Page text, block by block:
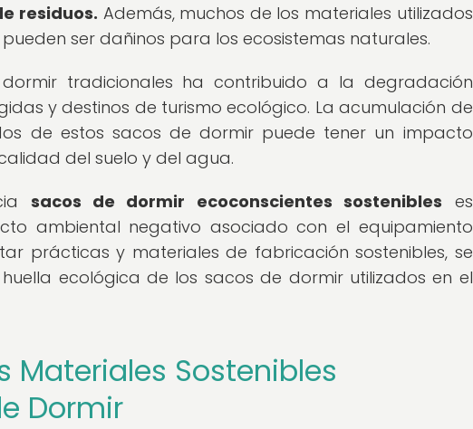
residuos. Además, muchos de los materiales utilizados
ser dañinos para los ecosistemas naturales.
tradicionales ha contribuido a la degradación
y destinos de turismo ecológico. La acumulación de
de estos sacos de dormir puede tener un impacto
del suelo y del agua.
sacos de dormir ecoconscientes sostenibles es
ambiental negativo asociado con el equipamiento
prácticas y materiales de fabricación sostenibles, se
ecológica de los sacos de dormir utilizados en el
Materiales Sostenibles
Dormir